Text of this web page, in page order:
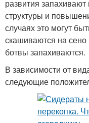
развития
структуры и
случаях это могут
скашиваются на сено
ботвы запахиваются.
В зависимости от
следующие